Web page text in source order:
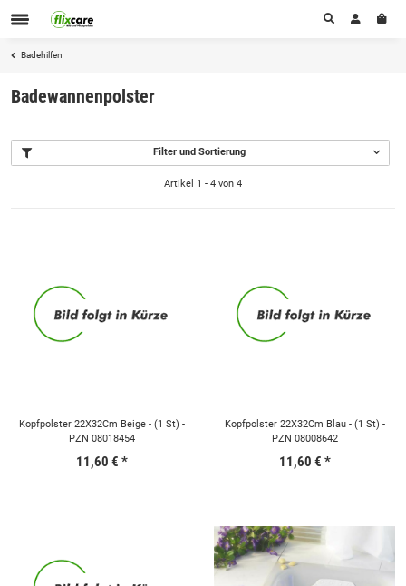
Badehilfen
Badewannenpolster
Filter und Sortierung
Artikel 1 - 4 von 4
Kopfpolster 22X32Cm Beige - (1 St) -
PZN 08018454
11,60 € *
Kopfpolster 22X32Cm Blau - (1 St) -
PZN 08008642
11,60 € *